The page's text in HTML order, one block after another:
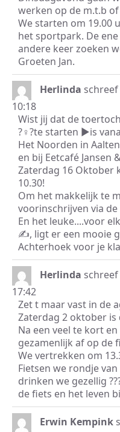
werken op de m.t.b of
We starten om 19.00
het sportpark. De
andere keer zoeken
Groeten Jan.
Herlinda
10:18
Wist jij dat de
?‍♀️?te starten ▶️is
Het Noorden in
en bij Eetcafé Jansen
Zaterdag 16 Oktober
10.30!
Om het makkelijk te
voorinschrijven via
En het leuke....voor
✍️, ligt er een mooie
Achterhoek voor je
Herlinda
17:42
Zet t maar vast in de
Zaterdag 2 oktober
Na een veel te kort
gezamenlijk af op de
We vertrekken om
Fietsen we rondje
drinken we gezellig
de fiets en het leven
Erwin Kempink